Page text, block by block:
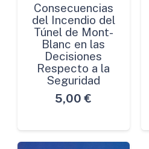
Consecuencias
del Incendio del
Túnel de Mont-
Blanc en las
Decisiones
Respecto a la
Seguridad
5,00 €